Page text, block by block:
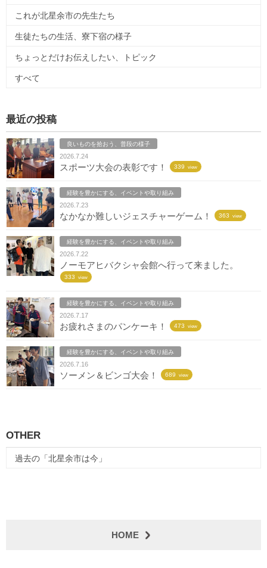
これが北星余市の先生たち
生徒たちの生活、寮下宿の様子
ちょっとだけお伝えしたい、トピック
すべて
最近の投稿
良いものを拾おう、普段の様子
2026.7.24
スポーツ大会の表彰です！ 339 view
経験を豊かにする、イベントや取り組み
2026.7.23
なかなか難しいジェスチャーゲーム！ 363 view
経験を豊かにする、イベントや取り組み
2026.7.22
ノーモアヒバクシャ会館へ行って来ました。
333 view
経験を豊かにする、イベントや取り組み
2026.7.17
お疲れさまのパンケーキ！ 473 view
経験を豊かにする、イベントや取り組み
2026.7.16
ソーメン＆ビンゴ大会！ 689 view
OTHER
過去の「北星余市は今」
HOME